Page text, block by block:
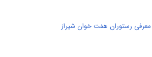
معرفی رستوران هفت خوان شیراز